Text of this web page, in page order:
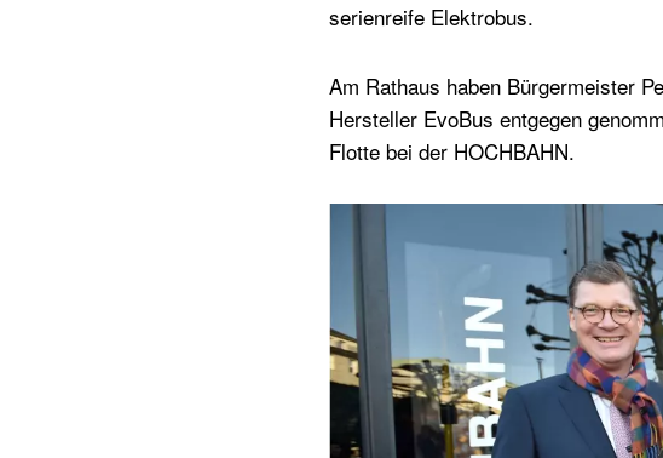
serienreife Elektrobus.
Am Rathaus haben Bürgermeister
Hersteller EvoBus entgegen
Flotte bei der HOCHBAHN.